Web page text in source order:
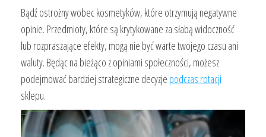
Bądź ostrożny wobec kosmetyków, które otrzymują negatywne
opinie. Przedmioty, które są krytykowane za słabą widoczność
lub rozpraszające efekty, mogą nie być warte twojego czasu ani
waluty. Będąc na bieżąco z opiniami społeczności, możesz
podejmować bardziej strategiczne decyzje podczas rotacji
sklepu.